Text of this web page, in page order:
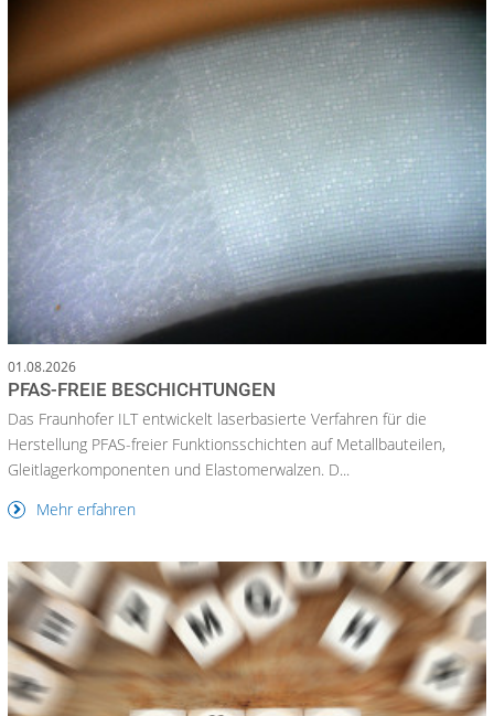
01.08.2026
PFAS-FREIE BESCHICHTUNGEN
Das Fraunhofer ILT entwickelt laserbasierte Verfahren für die
Herstellung PFAS-freier Funktionsschichten auf Metallbauteilen,
Gleitlagerkomponenten und Elastomerwalzen. D...
Mehr erfahren